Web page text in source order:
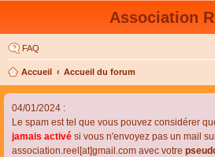
Association
FAQ
Accueil Accueil du forum
04/01/2024 :
Le spam est tel que vous pouvez considérer
jamais activé si vous n'envoyez pas un mail
association.reel[at]gmail.com avec votre